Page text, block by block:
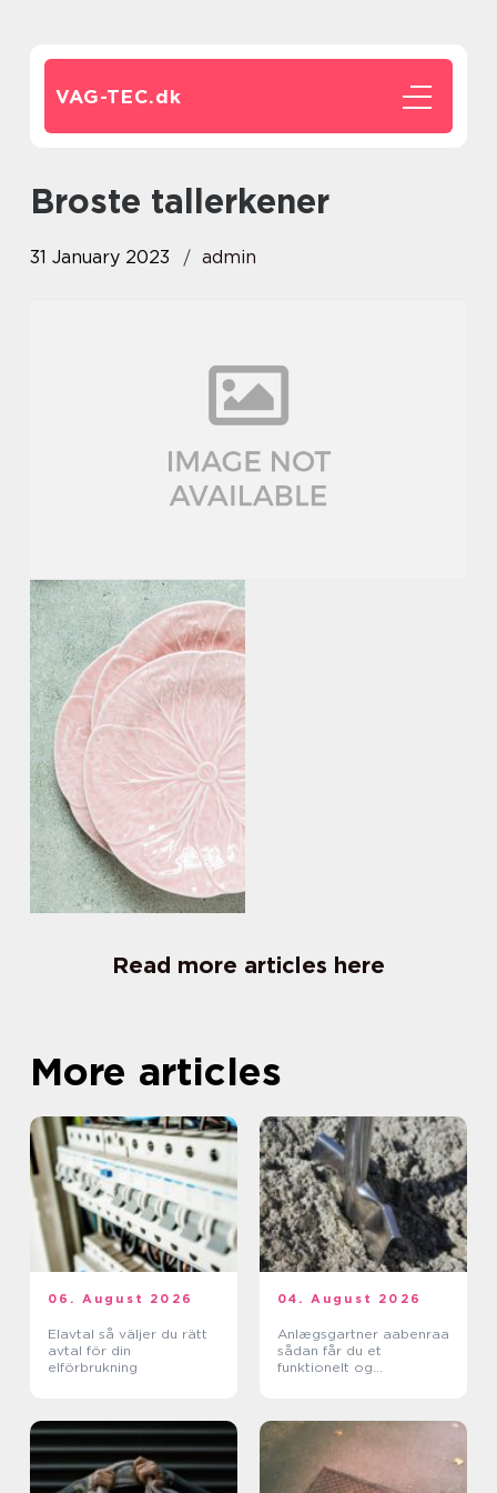
VAG-TEC.dk
Broste tallerkener
31 January 2023 admin
Read more articles here
More articles
06. August 2026
Elavtal så väljer du rätt
avtal för din
elförbrukning
04. August 2026
Anlægsgartner aabenraa
sådan får du et
funktionelt og